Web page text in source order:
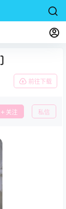
前往下载
关注 私信